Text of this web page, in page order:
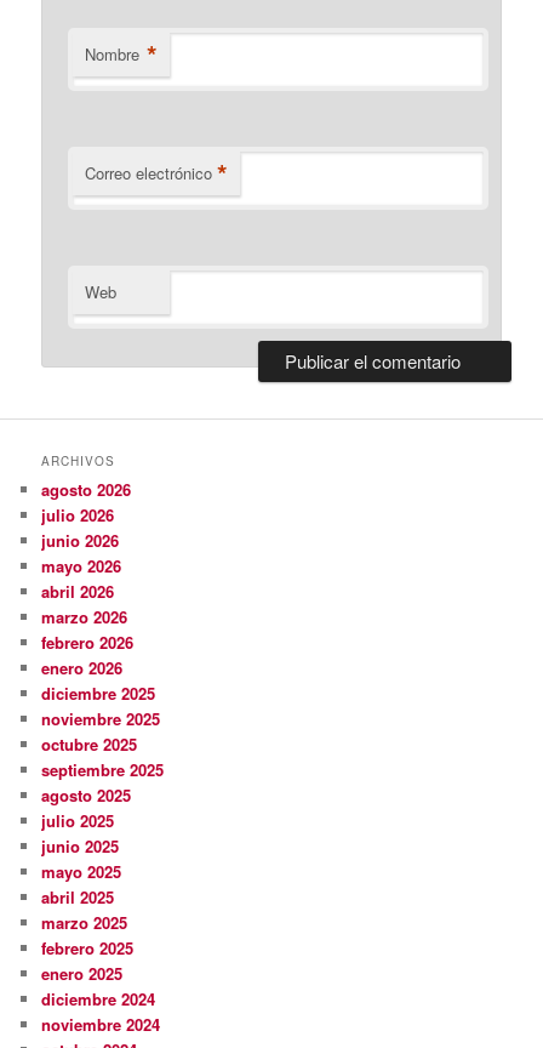
Nombre *
Correo electrónico *
Web
ARCHIVOS
agosto 2026
julio 2026
junio 2026
mayo 2026
abril 2026
marzo 2026
febrero 2026
enero 2026
diciembre 2025
noviembre 2025
octubre 2025
septiembre 2025
agosto 2025
julio 2025
junio 2025
mayo 2025
abril 2025
marzo 2025
febrero 2025
enero 2025
diciembre 2024
noviembre 2024